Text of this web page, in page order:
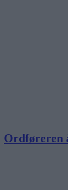
Ordføreren